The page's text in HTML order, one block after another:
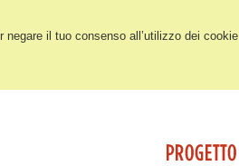
il tuo consenso all’utilizzo dei cookie